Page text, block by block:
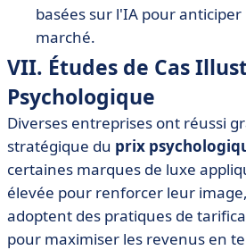
basées sur l'IA pour
marché.
VII. Études de Cas
Psychologique
Diverses entreprises ont réussi
stratégique du prix
certaines marques de luxe
élevée pour renforcer leur
adoptent des pratiques de
pour maximiser les revenus en